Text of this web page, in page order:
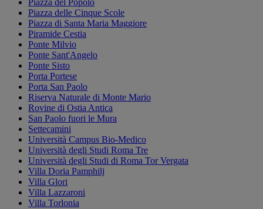
Piazza del Popolo
Piazza delle Cinque Scole
Piazza di Santa Maria Maggiore
Piramide Cestia
Ponte Milvio
Ponte Sant'Angelo
Ponte Sisto
Porta Portese
Porta San Paolo
Riserva Naturale di Monte Mario
Rovine di Ostia Antica
San Paolo fuori le Mura
Settecamini
Università Campus Bio-Medico
Università degli Studi Roma Tre
Università degli Studi di Roma Tor Vergata
Villa Doria Pamphilj
Villa Glori
Villa Lazzaroni
Villa Torlonia